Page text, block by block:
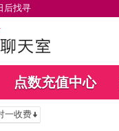
后找寻
点数充值中心
一收费